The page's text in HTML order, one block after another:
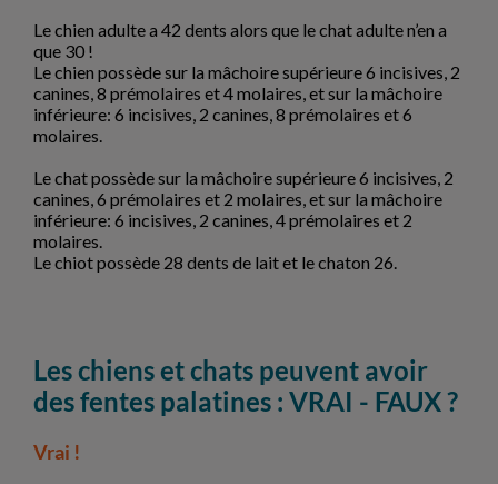
Le chien adulte a 42 dents alors que le chat adulte n’en a
que 30 !
Le chien possède sur la mâchoire supérieure 6 incisives, 2
canines, 8 prémolaires et 4 molaires, et sur la mâchoire
inférieure: 6 incisives, 2 canines, 8 prémolaires et 6
molaires.
Le chat possède sur la mâchoire supérieure 6 incisives, 2
canines, 6 prémolaires et 2 molaires, et sur la mâchoire
inférieure: 6 incisives, 2 canines, 4 prémolaires et 2
molaires.
Le chiot possède 28 dents de lait et le chaton 26.
Les chiens et chats peuvent avoir
des fentes palatines : VRAI - FAUX ?
Vrai !